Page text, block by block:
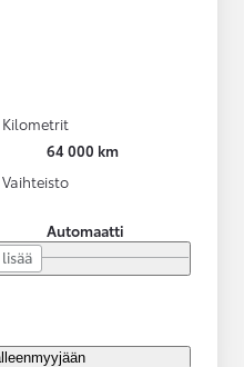
Kilometrit
64 000 km
Vaihteisto
Automaatti